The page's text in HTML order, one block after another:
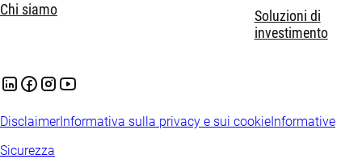
Chi siamo
Soluzioni di
investimento
DisclaimerInformativa sulla privacy e sui cookieInformative
Sicurezza